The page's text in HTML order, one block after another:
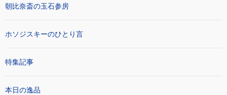
朝比奈斎の玉石参房
ホソジスキーのひとり言
特集記事
本日の逸品